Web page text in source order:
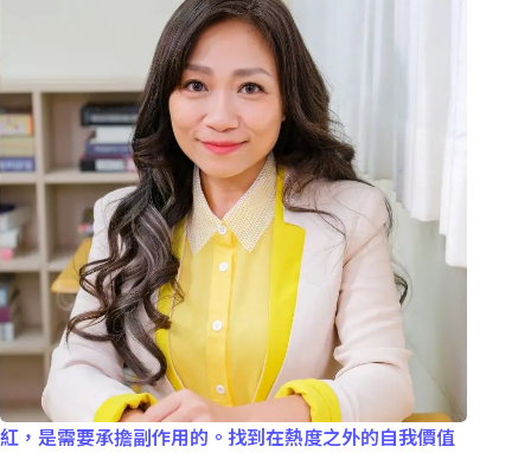
紅，是需要承擔副作用的。找到在熱度之外的自我價值